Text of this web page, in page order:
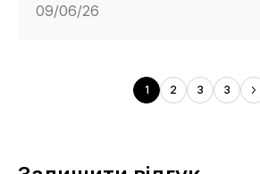
09/06/26
1 2 3 3